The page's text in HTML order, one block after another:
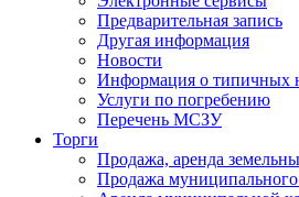
Предварительная запись
Другая информация
Новости
Информация о типичных
Услуги по погребению
Перечень МСЗУ
Торги
Продажа, аренда
Продажа